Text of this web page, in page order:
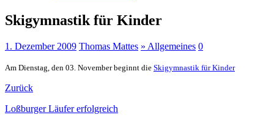
Skigymnastik für Kinder
1. Dezember 2009 Thomas Mattes » Allgemeines 0
Am Dienstag, den 03. November beginnt die Skigymnastik für Kinder
Zurück
Loßburger Läufer erfolgreich